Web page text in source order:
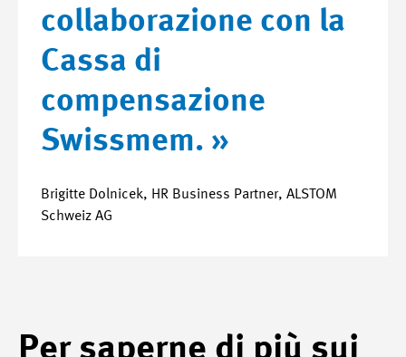
collaborazione con la
Cassa di
compensazione
Swissmem. »
Brigitte Dolnicek, HR Business Partner, ALSTOM
Schweiz AG
Per saperne di più sui